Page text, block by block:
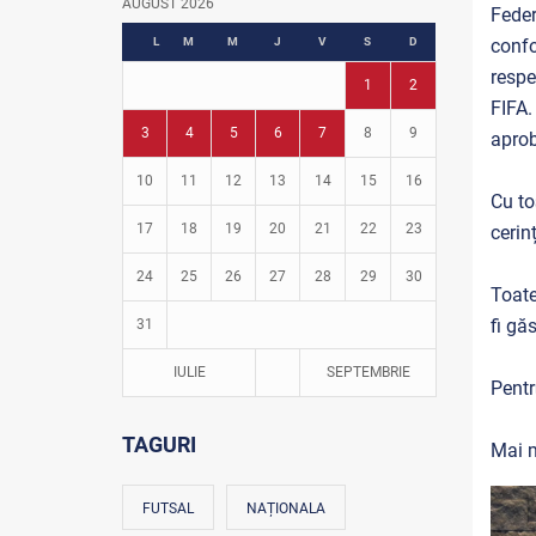
Fotbal în grădinițe
AUGUST 2026
L M M J V S D
1 2
3 4 5 6 7 8 9
10 11 12 13 14 15 16
17 18 19 20 21 22 23
24 25 26 27 28 29 30
31
IULIE SEPTEMBRIE
TAGURI
FUTSAL NAȚIONALA
Cu
fi
Mai